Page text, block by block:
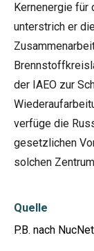
Kernenergie für
unterstrich er
der IAEO zur
verfüge die
gesetzlichen
solchen
Quelle
P.B. nach